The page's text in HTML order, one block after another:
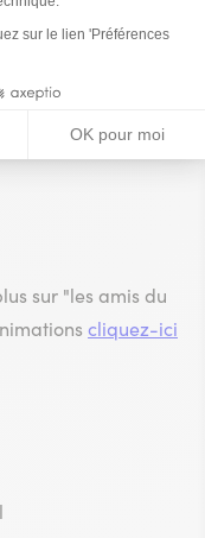
du Tenydor (10
sur "les amis du
cliquez-ici